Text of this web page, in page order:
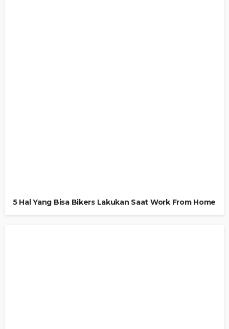
5 Hal Yang Bisa Bikers Lakukan Saat Work From Home